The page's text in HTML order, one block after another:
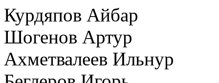
Курдяпов Айбар
Шогенов Артур
Ахметвалеев Ильнур